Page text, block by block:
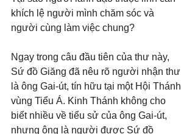
khích lệ người mình chăm sóc và
người cùng làm việc chung?
Ngay trong câu đầu tiên của thư này,
Sứ đồ Giăng đã nêu rõ người nhận thư
là ông Gai-út, tín hữu tại một Hội Thánh
vùng Tiểu Á. Kinh Thánh không cho
biết nhiều về tiểu sử của ông Gai-út,
nhưng ông là người được Sứ đồ